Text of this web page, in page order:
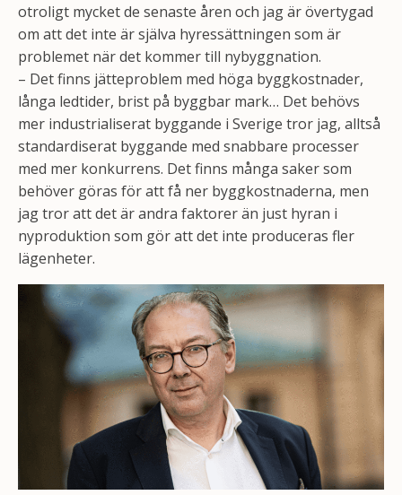
otroligt mycket de senaste åren och jag är övertygad
om att det inte är själva hyressättningen som är
problemet när det kommer till nybyggnation.
– Det finns jätteproblem med höga byggkostnader,
långa ledtider, brist på byggbar mark… Det behövs
mer industrialiserat byggande i Sverige tror jag, alltså
standardiserat byggande med snabbare processer
med mer konkurrens. Det finns många saker som
behöver göras för att få ner byggkostnaderna, men
jag tror att det är andra faktorer än just hyran i
nyproduktion som gör att det inte produceras fler
lägenheter.